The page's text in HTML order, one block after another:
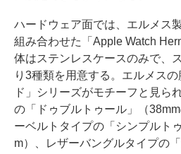
ハードウェア面では、エルメス
組み合わせた「Apple Watch
体はステンレスケースのみで、
り3種類を用意する。エルメス
ド」シリーズがモチーフと見ら
の「ドゥブルトゥール」（
ーベルトタイプの「シンプルト
m）、レザーバングルタイプの